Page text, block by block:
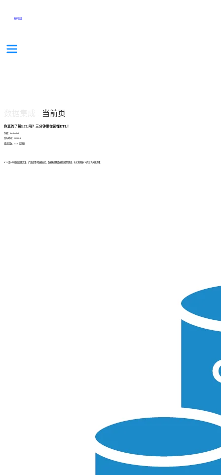
分享集锦
当前页
你真的了解ETL吗？三分钟带你读懂ETL！
作者：finedatalink
发布时间：2023.8.4
阅读次数：1,138 次浏览
ETL 是一种数据处理方法，广泛应用于数据仓库、数据处理和数据集成等领域。本文将讲述ETL的三个关键步骤：